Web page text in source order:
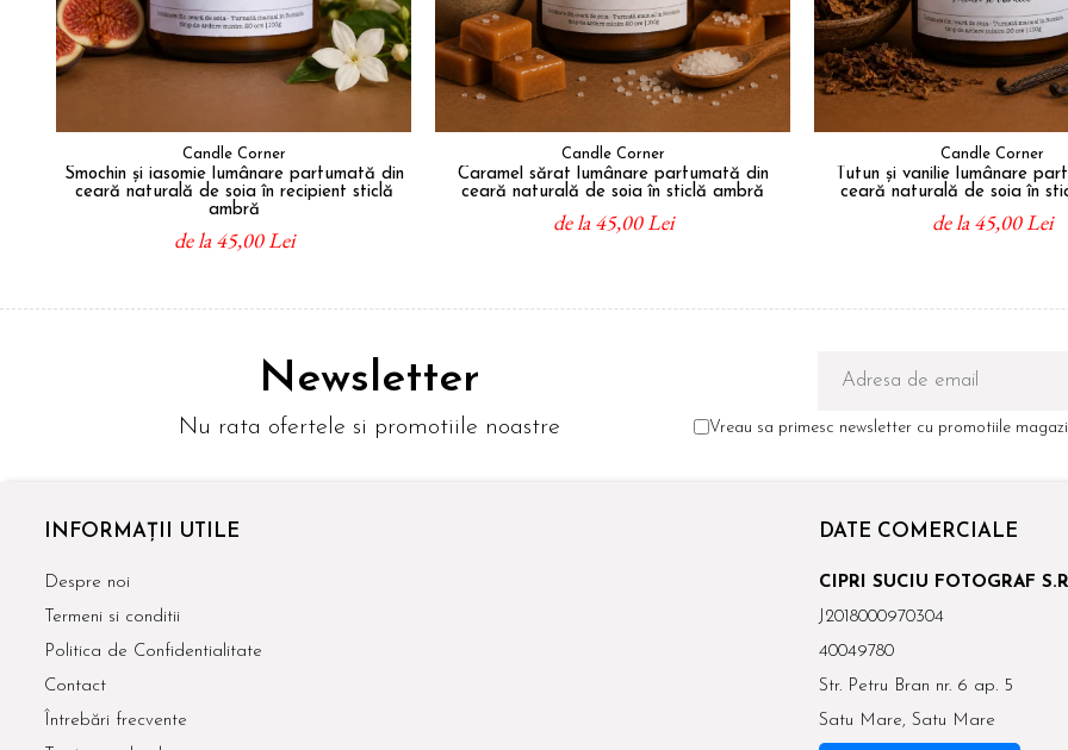
Candle Corner
Smochin și iasomie lumânare parfumată din
ceară naturală de soia în recipient sticlă
ambră
de la 45,00 Lei
Candle Corner
Caramel sărat lumânare parfumată din
ceară naturală de soia în sticlă ambră
de la 45,00 Lei
Candle Corner
Tutun și vanilie lumânare
ceară naturală de soia în
de la 45,00 Lei
Newsletter
Nu rata ofertele si promotiile noastre Vreau sa primesc newsletter cu promotiile
INFORMAȚII UTILE
Despre noi
Termeni si conditii
Politica de Confidentialitate
Contact
Întrebări frecvente
DATE COMERCIALE
CIPRI SUCIU FOTOGRAF
J2018000970304
40049780
Str. Petru Bran nr. 6 ap. 5
Satu Mare, Satu Mare